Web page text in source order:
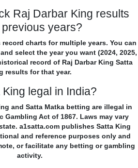
Raj Darbar King results
years?
record charts for multiple years. You can
select the year you want (2024, 2025,
record of Raj Darbar King Satta
results for that year.
King legal in India?
and Satta Matka betting are illegal in
Gambling Act of 1867. Laws may vary
a1satta.com publishes Satta King
and reference purposes only and
or facilitate any betting or gambling
activity.